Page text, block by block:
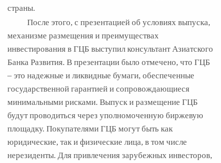
страны.
После этого, с презентацией об условиях выпуска,
механизме размещения и преимуществах
инвестирования в ГЦБ выступил консультант Азиатского
Банка Развития. В презентации было отмечено, что ГЦБ
– это надежные и ликвидные бумаги, обеспеченные
государственной гарантией и сопровождающиеся
минимальными рисками. Выпуск и размещение ГЦБ
будут проводиться через уполномоченную биржевую
площадку. Покупателями ГЦБ могут быть как
юридические, так и физические лица, в том числе
нерезиденты. Для привлечения зарубежных инвесторов,